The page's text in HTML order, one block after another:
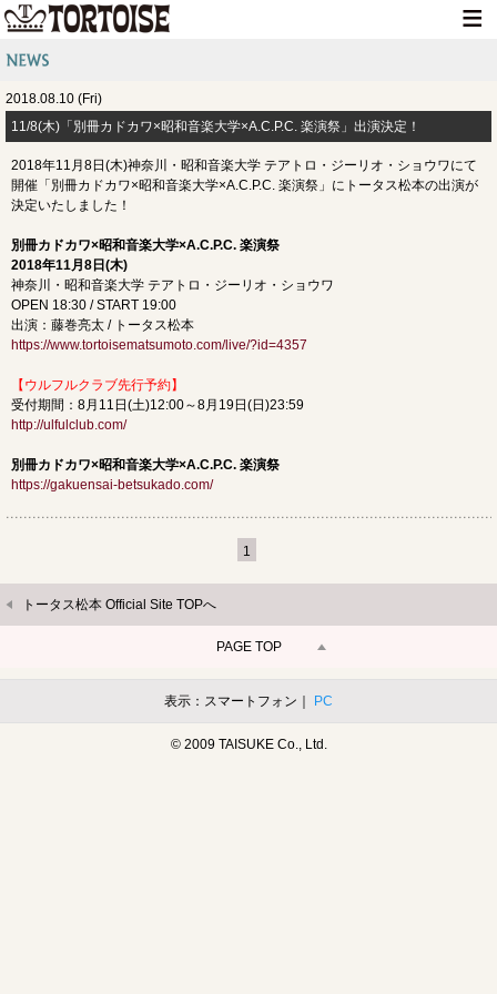
MEDIA INFO
GOODS
DISCOGRAPHY
2018.08.10 (Fri)
11/8(木)「​別冊カドカワ×昭和音楽大学×A.C.P.C. 楽演祭」出演決定！
2018年11月8日(木)神奈川・昭和音楽大学 テアトロ・ジーリオ・ショウワにて
開催「​別冊カドカワ×昭和音楽大学×A.C.P.C. 楽演祭」にトータス松本の出演が
決定いたしました！
​別冊カドカワ×昭和音楽大学×A.C.P.C. 楽演祭
2018年11月8日(木)
神奈川・昭和音楽大学 テアトロ・ジーリオ・ショウワ
OPEN 18:30 / START 19:00
出演：藤巻亮太 / トータス松本
https://www.tortoisematsumoto.com/live/?id=4357​
【ウルフルクラブ先行予約】
受付期間：8月11日(土)12:00～8月19日(日)23:59
http://ulfulclub.com/
別冊カドカワ×昭和音楽大学×A.C.P.C. 楽演祭
https://gakuensai-betsukado.com/
1
トータス松本 Official Site TOPへ
PAGE TOP
表示：スマートフォン｜ PC
© 2009 TAISUKE Co., Ltd.